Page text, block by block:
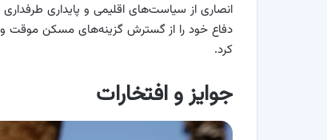
انصاری از سیاست‌های اقلیمی و پایداری
دفاع خود را از گسترش گزینه‌های مسکن موقت
کرد.
جوایز و افتخارات